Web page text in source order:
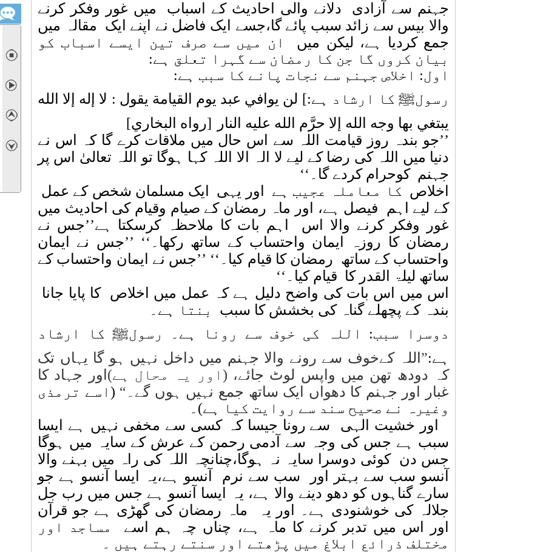
جہنم سے آزادی
دلانے والی احادیث کے اسباب
میں غور وفکر کرنے
والا بیس سے زائد سبب پائے گا،جسے ایک فاضل نے اپنے ایک
مقالہ میں
جمع کردیا ہے، لیکن میں
ان میں سے صرف تین ایسے اسباب کو
بیان کروں گا جن کا رمضان سے گہرا تعلق ہے:
اول: اخلاص جہنم سے نجات پانے کا سبب ہے:
رسولﷺ کا ارشاد ہے:[ لن يوافي عبد يوم القيامة يقول : لا إله إلا الله
يبتغي بها وجه الله إلا حرَّم الله عليه النار
]رواه البخاري[
’’جو بندہ روز قیامت اللہ سے اس حال میں ملاقات کرے گا کہ اس نے
دنیا میں اللہ کی رضا کے لیے لا الہ الا اللہ کہا ہوگا تو اللہ تعالیٰ اس پر
جہنم کوحرام کردے گا۔‘‘
اخلاص کا معاملہ عجیب ہے اور یہی
ایک مسلمان شخص کے عمل
کے لیے اہم
فیصل ہے، اور ماہ رمضان کے صیام وقیام کی احادیث میں
غور وفکر کرنے والا اس
اہم بات کا ملاحظہ کرسکتا ہے’’جس نے
رمضان کا روزہ ایمان واحتساب کے ساتھ رکھا۔‘‘ ’’جس نے ایمان
واحتساب کے ساتھ رمضان کا قیام کیا۔‘‘ ’’جس نے ایمان واحتساب کے
ساتھ لیلۃ القدر کا قیام کیا۔‘‘
اس میں اس بات کی واضح دلیل ہے کہ عمل میں اخلاص
کا پایا جانا
بندہ کے پچھلے گناہ کی بخشش کا سبب
بنتا ہے۔
دوسرا سبب: اللہ کی خوف سے رونا ہے۔ رسولﷺ کا ارشاد
ہے:” اللہ کےخوف سے رونے والا جہنم میں داخل نہیں ہو گا یہاں تک
کہ دودھ تھن میں واپس لوٹ جائے، ( اور یہ محال ہے) اور جہاد کا
غبار اور جہنم کا دھواں ایک ساتھ جمع نہیں ہوں گے۔ “ (اسے ترمذی
وغیرہ نے صحیح سند سے روایت کیا ہے)۔
اور خشیت الہی
سے رونا جیسا کہ کسی سے مخفی نہیں ہے ایسا
سبب ہے جس کی وجہ سے آدمی رحمن کے عرش کے سایہ میں ہوگا
جس دن کوئی دوسرا سایہ نہ ہوگا،چنانچہ اللہ کی راہ میں بہنے والا
آنسو سب سے بہتر اور
سب سے نرم
آنسو ہے،یہ ایسا آنسو ہے جو
سارے گناہوں کو دھو دینے والا ہے، یہ ایسا آنسو ہے جس میں رب جل
جلالہ کی خوشنودی ہے۔ اور یہ
ماہ رمضان کی گھڑی ہے جو قرآن
اور اس میں تدبر کرنے کا ماہ ہے، چناں چہ ہم اسے
مساجد اور
مختلف ذرائع ابلاغ میں پڑھتے اور سنتے رہتے ہیں ۔
◼
➤
➤
➤